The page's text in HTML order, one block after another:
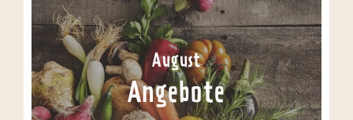
August
Angebote